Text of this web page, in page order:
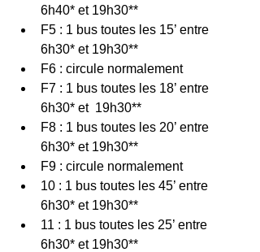
6h40* et 19h30**
F5 : 1 bus toutes les 15’ entre
6h30* et 19h30**
F6 : circule normalement
F7 : 1 bus toutes les 18’ entre
6h30* et  19h30**
F8 : 1 bus toutes les 20’ entre
6h30* et 19h30**
F9 : circule normalement
10 : 1 bus toutes les 45’ entre
6h30* et 19h30**
11 : 1 bus toutes les 25’ entre
6h30* et 19h30**